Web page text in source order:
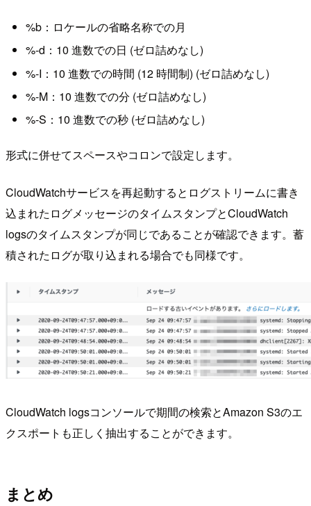
%b：ロケールの省略名称での月
%-d：10 進数での日 (ゼロ詰めなし)
%-I：10 進数での時間 (12 時間制) (ゼロ詰めなし)
%-M：10 進数での分 (ゼロ詰めなし)
%-S：10 進数での秒 (ゼロ詰めなし)
形式に併せてスペースやコロンで設定します。
CloudWatchサービスを再起動するとログストリームに書き
込まれたログメッセージのタイムスタンプとCloudWatch
logsのタイムスタンプが同じであることが確認できます。蓄
積されたログが取り込まれる場合でも同様です。
CloudWatch logsコンソールで期間の検索とAmazon S3のエ
クスポートも正しく抽出することができます。
まとめ